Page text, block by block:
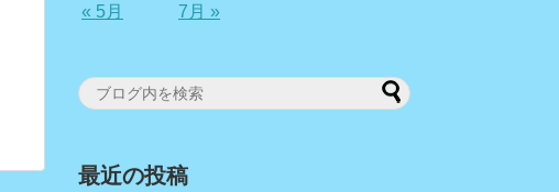
« 5月 7月 »
最近の投稿